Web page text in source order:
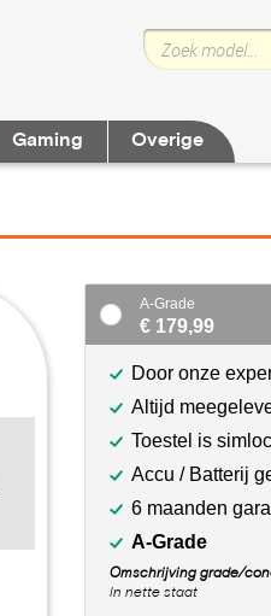
Gaming Overige
A-Grade
€ 179,99
Door onze
Altijd
Toestel is
Accu / Batterij
6 maanden
A-Grade
Omschrijving grade/
In nette staat